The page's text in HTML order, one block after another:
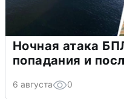
Ночная атака
попадания и
6 августа 0